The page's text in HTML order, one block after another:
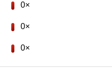
0×
0×
0×